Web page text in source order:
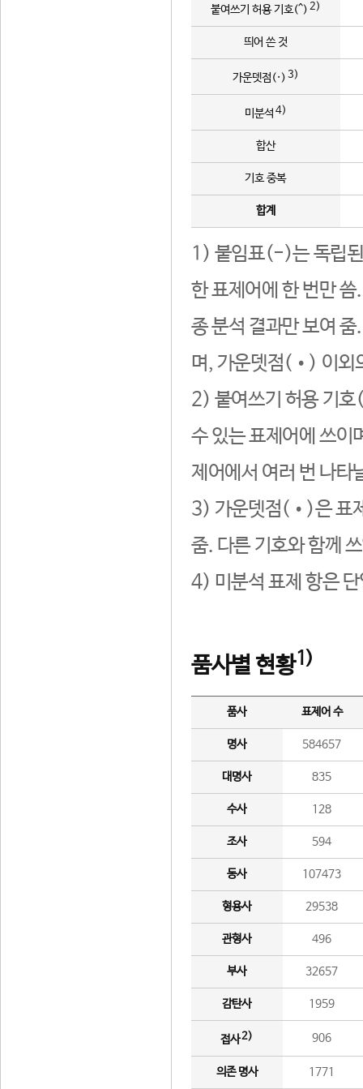
붙여쓰기 허용 기호(^) 2)
띄어 쓴 것
가운뎃점(·) 3)
미분석 4)
합산
기호 중복
합계
1) 붙임표(-)는 독립된
한 표제어에 한 번만
종 분석 결과만 보여
며, 가운뎃점(•) 이외
2) 붙여쓰기 허용 기호
수 있는 표제어에 쓰이
제어에서 여러 번 나타
3) 가운뎃점(•)은 표
줌. 다른 기호와 함께
4) 미분석 표제 항은
품사별 현황1)
품사 표제어 수
명사 584657
대명사 835
수사 128
조사 594
동사 107473
형용사 29538
관형사 496
부사 32657
감탄사 1959
접사2) 906
의존 명사 1771